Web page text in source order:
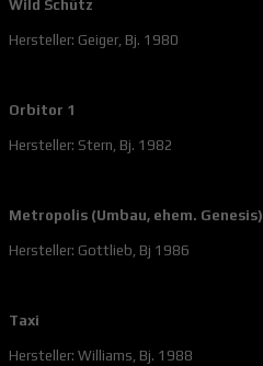
Wild Schütz
Hersteller: Geiger, Bj. 1980
Orbitor 1
Hersteller: Stern, Bj. 1982
Metropolis (Umbau, ehem. Genesis)
Hersteller: Gottlieb, Bj 1986
Taxi
Hersteller: Williams, Bj. 1988